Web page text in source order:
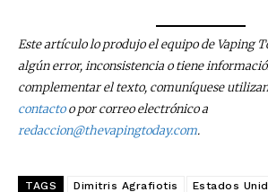
Este artículo lo produjo el equipo de Vaping
algún error, inconsistencia o tiene
complementar el texto, comuníquese
contactoo por correo electrónico a
redaccion@thevapingtoday.com.
TAGS Dimitris Agrafiotis Estados